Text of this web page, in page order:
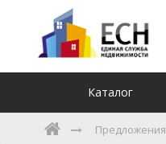
Каталог
Предложения